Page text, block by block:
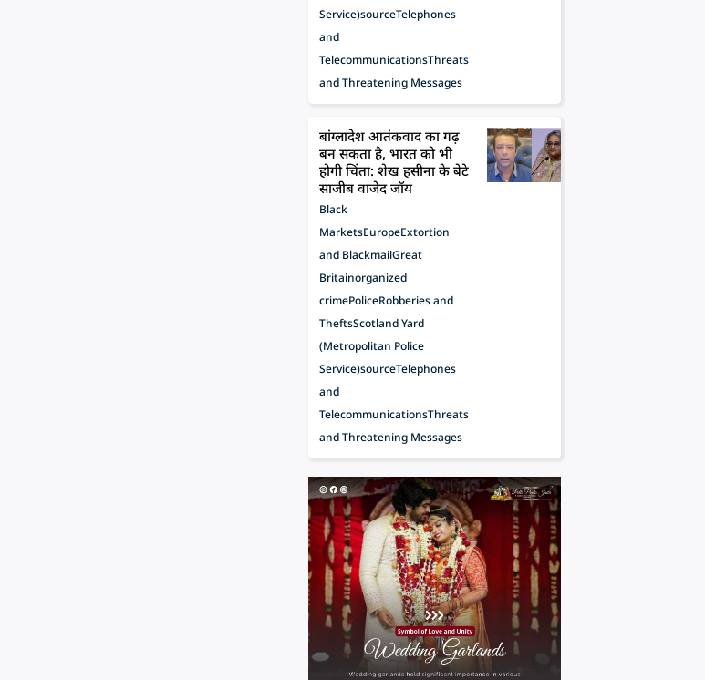
Service)sourceTelephones
and
TelecommunicationsThreats
and Threatening Messages
बांग्लादेश आतंकवाद का गढ़
बन सकता है, भारत को भी
होगी चिंता: शेख हसीना के बेटे
साजीब वाजेद जॉय
Black
MarketsEuropeExtortion
and BlackmailGreat
Britainorganized
crimePoliceRobberies and
TheftsScotland Yard
(Metropolitan Police
Service)sourceTelephones
and
TelecommunicationsThreats
and Threatening Messages